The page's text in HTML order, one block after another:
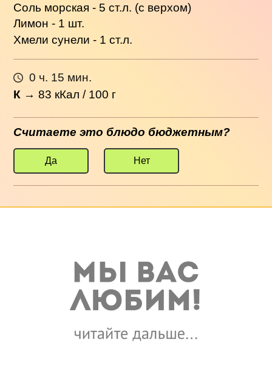
Соль морская - 5 ст.л. (с верхом)
Лимон - 1 шт.
Хмели сунели - 1 ст.л.
0 ч. 15 мин.
К →83 кКал / 100 г
Считаете это блюдо бюджетным?
Да Нет